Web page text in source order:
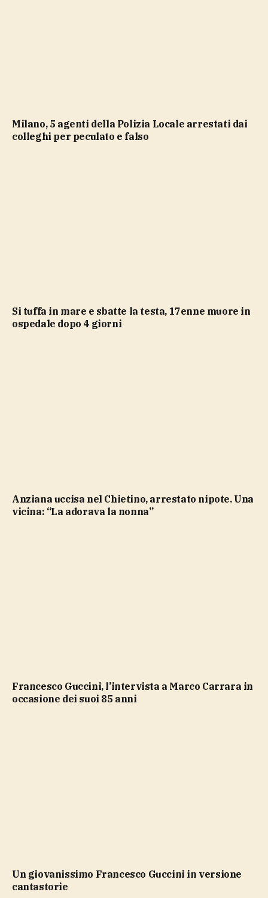
Milano, 5 agenti della Polizia Locale arrestati dai
colleghi per peculato e falso
Si tuffa in mare e sbatte la testa, 17enne muore in
ospedale dopo 4 giorni
Anziana uccisa nel Chietino, arrestato nipote. Una
vicina: “La adorava la nonna”
Francesco Guccini, l’intervista a Marco Carrara in
occasione dei suoi 85 anni
un giovanissimo Francesco Guccini in versione
cantastorie